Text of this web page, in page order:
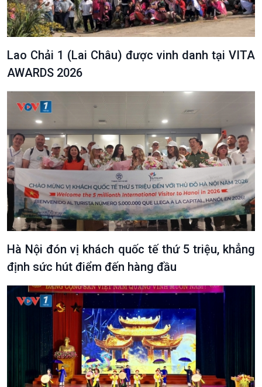
Đối thoại
Diễn đàn chủ nhật
Chuyện đêm
Lao Chải 1 (Lai Châu) được vinh danh tại VITA
AWARDS 2026
Hà Nội đón vị khách quốc tế thứ 5 triệu, khẳng
định sức hút điểm đến hàng đầu